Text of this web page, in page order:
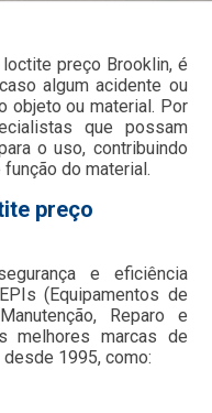
preço Brooklin, é
algum acidente ou
objeto ou material. Por
que possam
o uso, contribuindo
do material.
preço
e eficiência
(Equipamentos de
Reparo e
melhores marcas de
1995, como: